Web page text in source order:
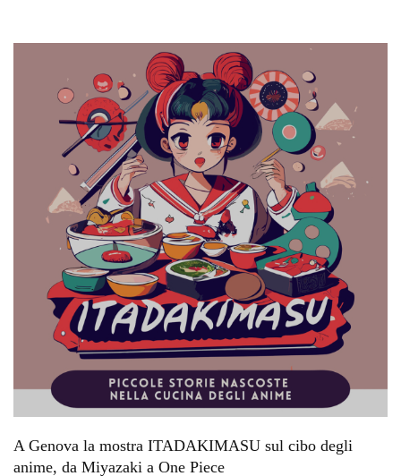
A Genova la mostra ITADAKIMASU sul cibo degli
anime, da Miyazaki a One Piece